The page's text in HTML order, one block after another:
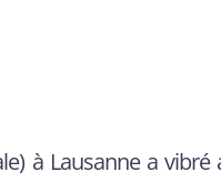
à Lausanne a